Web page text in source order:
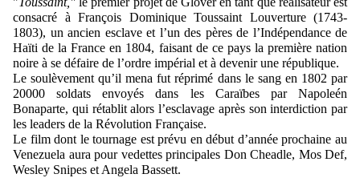
consacré à François Dominique Toussaint Louverture (1743-
1803), un ancien esclave et l’un des pères de l’Indépendance de
Haïti de la France en 1804, faisant de ce pays la première nation
noire à se défaire de l’ordre impérial et à devenir une république.
Le soulèvement qu’il mena fut réprimé dans le sang en 1802 par
20000 soldats envoyés dans les Caraïbes par Napoleén
Bonaparte, qui rétablit alors l’esclavage après son interdiction par
les leaders de la Révolution Française.
Le film dont le tournage est prévu en début d’année prochaine au
Venezuela aura pour vedettes principales Don Cheadle, Mos Def,
Wesley Snipes et Angela Bassett.